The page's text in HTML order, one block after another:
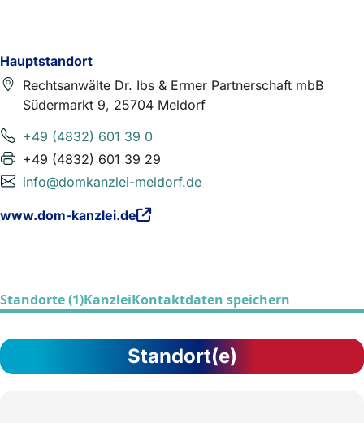
Hauptstandort
Rechtsanwälte Dr. Ibs & Ermer Partnerschaft mbB
Südermarkt 9, 25704 Meldorf
+49 (4832) 601 39 0
+49 (4832) 601 39 29
info@domkanzlei-meldorf.de
www.dom-kanzlei.de
Standorte (1)KanzleiKontaktdaten speichern
Standort(e)